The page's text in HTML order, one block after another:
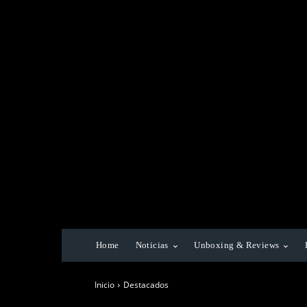
Home Noticias Unboxing & Reviews
Inicio Destacados